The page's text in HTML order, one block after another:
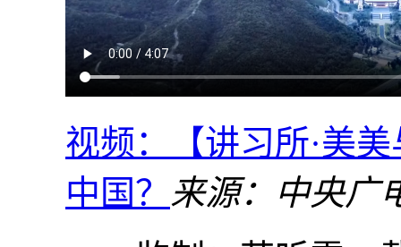
视频：【讲习所·美
中国？ 来源：中央广